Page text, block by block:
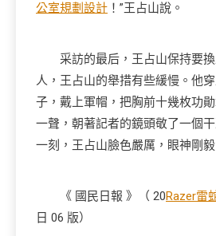
公室規劃設計 ！”王占山說。
采訪的最后，王占山保持要換
人，王占山的舉措有些緩慢。他
子，戴上軍帽，把胸前十幾枚功
一聲，朝著記者的鏡頭敬了一個
一刻，王占山臉色嚴厲，眼神剛
《 國民日報 》（ 20Razer雷
日 06 版）